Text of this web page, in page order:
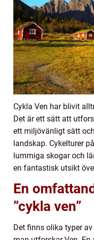
Cykla Ven har blivit
Det är ett sätt att
ett miljövänligt sätt
landskap. Cykelturer
lummiga skogar och
en fantastisk utsikt
En
”cykla ven”
Det finns olika typer